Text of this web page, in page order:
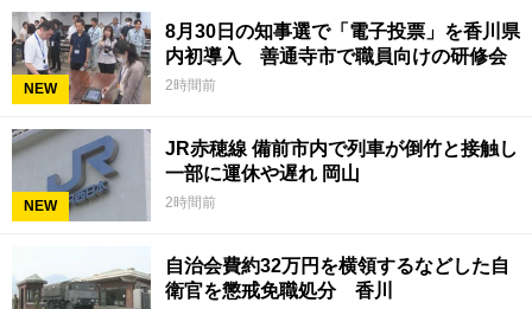
NEW
8月30日の知事選で「電子投票」を香川県
内初導入 善通寺市で職員向けの研修会
2時間前
NEW
JR赤穂線 備前市内で列車が倒竹と接触し
一部に運休や遅れ 岡山
2時間前
自治会費約32万円を横領するなどした自
衛官を懲戒免職処分 香川